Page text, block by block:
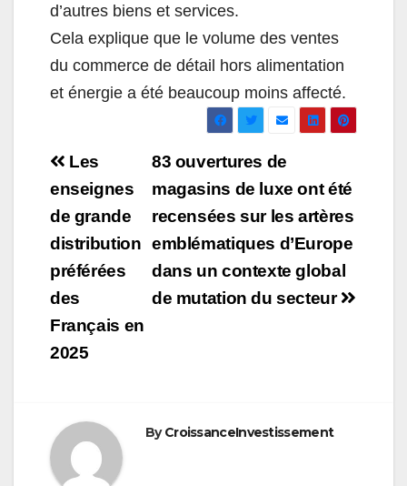
d’autres biens et services.
Cela explique que le volume des ventes
du commerce de détail hors alimentation
et énergie a été beaucoup moins affecté.
Navigation
de
l’article
83 ouvertures de
magasins de luxe ont été
recensées sur les artères
emblématiques d’Europe
dans un contexte global
de mutation du secteur
Les
enseignes
de grande
distribution
préférées
des
Français en
2025
ByCroissanceInvestissement